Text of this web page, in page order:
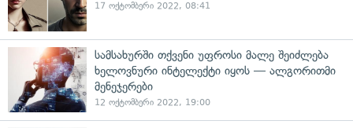
17 ოქტომბერი 2022, 08:41
სამსახურში თქვენი უფროსი მალე შეიძლება
ხელოვნური ინტელექტი იყოს — ალგორითმი
მენეჯერები
12 ოქტომბერი 2022, 19:00